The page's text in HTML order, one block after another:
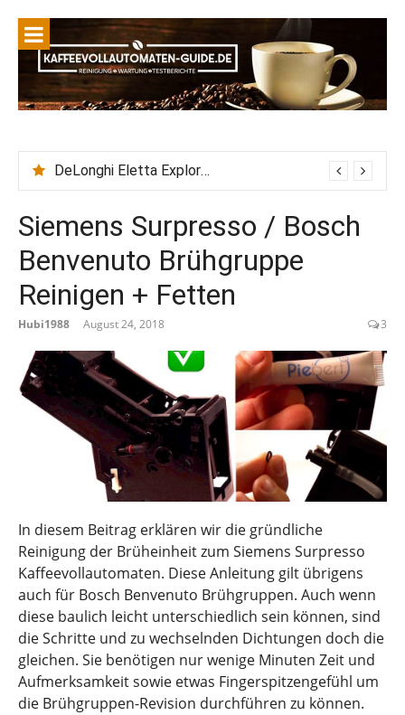
DeLonghi Eletta Explore Wasserhärte einstellen + Wasserfilter einsetzen
Siemens Surpresso / Bosch
Benvenuto Brühgruppe
Reinigen + Fetten
Hubi1988 August 24, 2018 3
In diesem Beitrag erklären wir die gründliche
Reinigung der Brüheinheit zum Siemens Surpresso
Kaffeevollautomaten. Diese Anleitung gilt übrigens
auch für Bosch Benvenuto Brühgruppen. Auch wenn
diese baulich leicht unterschiedlich sein können, sind
die Schritte und zu wechselnden Dichtungen doch die
gleichen. Sie benötigen nur wenige Minuten Zeit und
Aufmerksamkeit sowie etwas Fingerspitzengefühl um
die Brühgruppen-Revision durchführen zu können.